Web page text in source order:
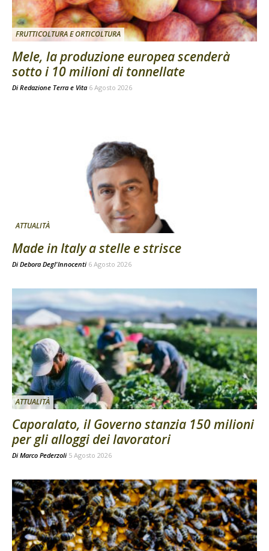
FRUTTICOLTURA E ORTICOLTURA
Mele, la produzione europea scenderà
sotto i 10 milioni di tonnellate
Di Redazione Terra e Vita 6 Agosto 2026
ATTUALITÀ
Made in Italy a stelle e strisce
Di Debora Degl'Innocenti 6 Agosto 2026
ATTUALITÀ
Caporalato, il Governo stanzia 150 milioni
per gli alloggi dei lavoratori
Di Marco Pederzoli 5 Agosto 2026